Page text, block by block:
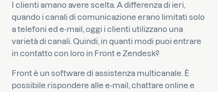
I clienti amano avere scelta. A differenza di ieri,
quando i canali di comunicazione erano limitati solo
a telefoni ed e-mail, oggi i clienti utilizzano una
varietà di canali. Quindi, in quanti modi puoi entrare
in contatto con loro in Front e Zendesk?
Front è un software di assistenza multicanale. È
possibile rispondere alle e-mail, chattare online e